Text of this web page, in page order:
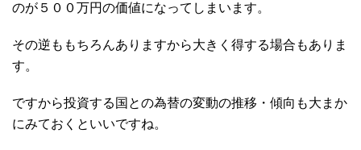
のが５００万円の価値になってしまいます。
その逆ももちろんありますから大きく得する場合もありま
す。
ですから投資する国との為替の変動の推移・傾向も大まか
にみておくといいですね。